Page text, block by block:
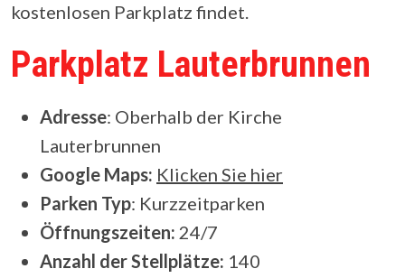
kostenlosen Parkplatz findet.
Parkplatz Lauterbrunnen
Adresse: Oberhalb der Kirche
Lauterbrunnen
Google Maps: Klicken Sie hier
Parken Typ: Kurzzeitparken
Öffnungszeiten: 24/7
Anzahl der Stellplätze: 140